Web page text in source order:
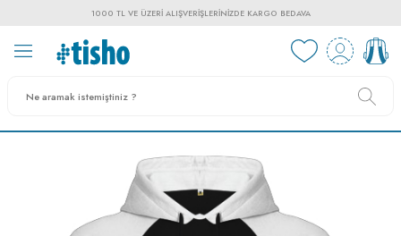
1000 TL VE ÜZERI ALIŞVERIŞLERINIZDE KARGO BEDAVA